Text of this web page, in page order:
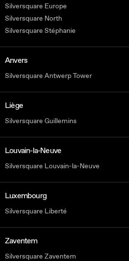
Silversquare Europe
Silversquare North
Silversquare Stéphanie
Anvers
Silversquare Antwerp Tower
Liège
Silversquare Guillemins
Louvain-la-Neuve
Silversquare Louvain-la-Neuve
Luxembourg
Silversquare Liberté
Zaventem
Silversquare Zaventem